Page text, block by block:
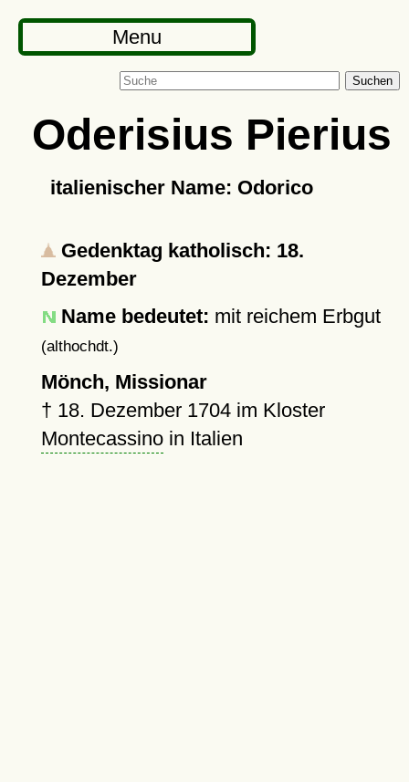
Menu
Suchen
Oderisius Pierius
italienischer Name: Odorico
Gedenktag katholisch: 18.
Dezember
Name bedeutet: mit reichem Erbgut
(althochdt.)
Mönch, Missionar
† 18. Dezember 1704im Kloster
Montecassinoin Italien